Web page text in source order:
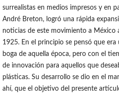
surrealistas en medios impresos y en
André Breton, logró una rápida
noticias de este movimiento a México
1925. En el principio se pensó que era
boga de aquella época, pero con el
de innovación para aquellos que
plásticas. Su desarrollo se dio en el
ahí, que el objetivo del presente